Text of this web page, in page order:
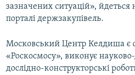
зазначених ситуацій», йдеться
порталі держзакупівель.
Московський Центр Келдиша є
«Роскосмосу», виконує науково-
дослідно-конструкторські